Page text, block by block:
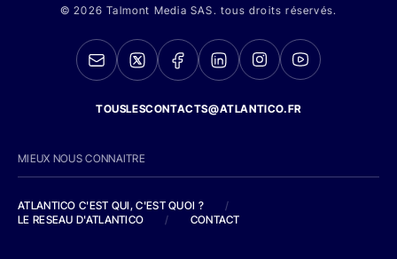
© 2026 Talmont Media SAS. tous droits réservés.
TOUSLESCONTACTS@ATLANTICO.FR
MIEUX NOUS CONNAITRE
ATLANTICO C'EST QUI, C'EST QUOI ?
/
LE RESEAU D'ATLANTICO
/ CONTACT